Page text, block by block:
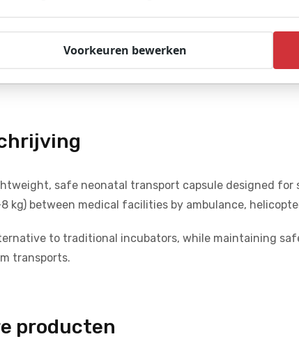
Gerelateerd
safe neonatal transport capsule designed
kg) between medical facilities by ambulance,
to traditional incubators, while maintaining
transports.
producten
Voorkeuren bewerken